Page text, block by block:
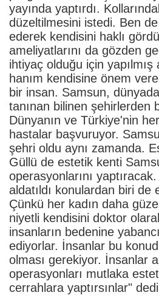
yayında yaptırdı.
düzeltilmesini istedi. Ben
ederek kendisini haklı
ameliyatlarını da gözden
ihtiyaç olduğu için
hanım kendisine önem
bir insan. Samsun,
tanınan bilinen şehirlerden
Dünyanın ve Türkiye'nin
hastalar başvuruyor.
şehri oldu aynı zamanda.
Güllü de estetik kenti
operasyonlarını
aldatıldı konulardan biri de
Çünkü her kadın daha
niyetli kendisini doktor
insanların bedenine
ediyorlar. İnsanlar bu
olması gerekiyor. İnsanlar
operasyonları mutlaka
cerrahlara yaptırsınlar"